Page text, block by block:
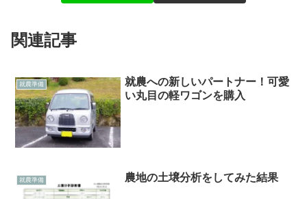
関連記事
就農準備
就農への新しいパートナー！可愛
い丸目の軽ワゴンを購入
就農準備 農地の土壌分析をしてみた結果